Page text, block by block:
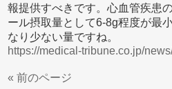
報提供すべきです。心血管疾患
ール摂取量として6-8g程度が最
なり少ない量ですね。
https://medical-tribune.co.jp/
« 前のページ